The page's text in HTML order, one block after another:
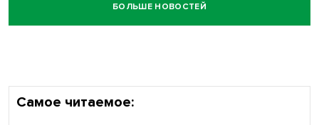
Честный выбор: видеонаблюдение обеспечит
объективность результатов ЕДГ в Новосибирской
БОЛЬШЕ НОВОСТЕЙ
Самое читаемое: